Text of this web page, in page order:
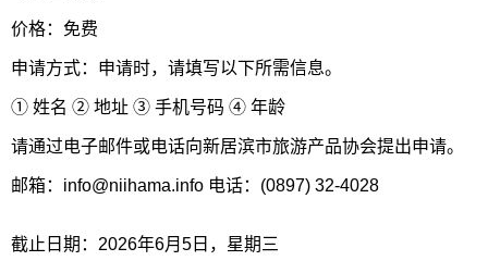
价格：免费
申请方式：申请时，请填写以下所需信息。
① 姓名 ② 地址 ③ 手机号码 ④ 年龄
请通过电子邮件或电话向新居滨市旅游产品协会提出申请。
邮箱：info@niihama.info 电话：(0897) 32-4028
截止日期：2026年6月5日，星期三